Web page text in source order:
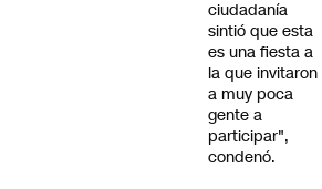
ciudadanía
sintió que esta
es una fiesta a
la que invitaron
a muy poca
gente a
participar",
condenó.